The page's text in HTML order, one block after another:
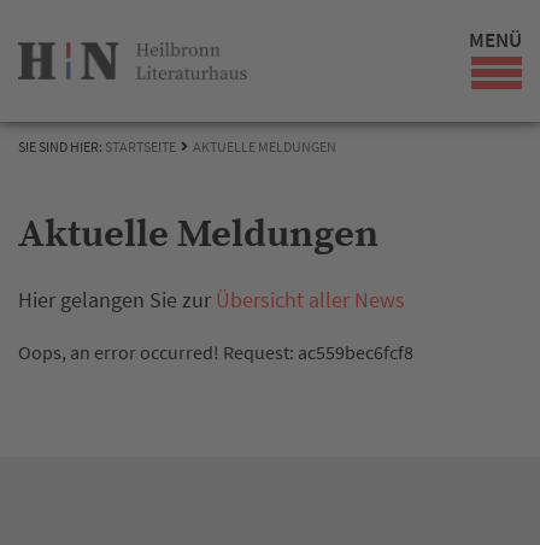
MENÜ
SIE SIND HIER: STARTSEITE AKTUELLE MELDUNGEN
Aktuelle Meldungen
Hier gelangen Sie zur Übersicht aller News
Oops, an error occurred! Request: ac559bec6fcf8